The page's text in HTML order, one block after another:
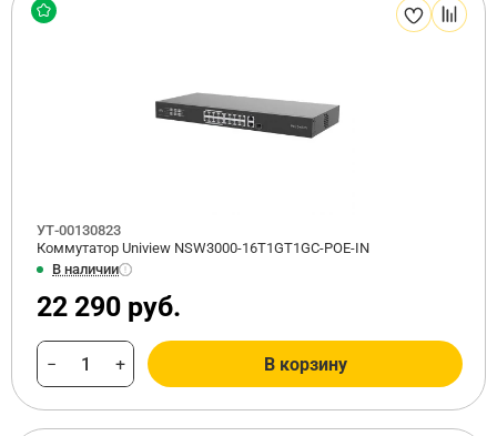
УТ-00130823
Коммутатор Uniview NSW3000-16T1GT1GC-POE-IN
В наличии
22 290 руб.
− + В корзину